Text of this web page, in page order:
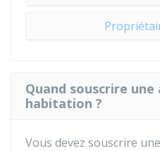
Quand souscrire une
habitation ?
Vous devez souscrire